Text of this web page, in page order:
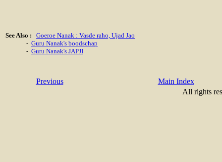
See Also :
Goeroe Nanak : Vasde raho, Ujad Jao
- Guru Nanak's boodschap
- Guru Nanak's JAPJI
Previous
Main Index
All rights